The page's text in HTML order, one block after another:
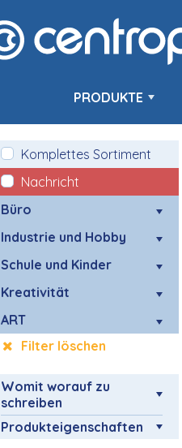
PRODUKTE
Komplettes Sortiment
Nachricht
Büro
Industrie und Hobby
Schule und Kinder
Kreativität
ART
Filter löschen
Womit worauf zu
schreiben
Produkteigenschaften